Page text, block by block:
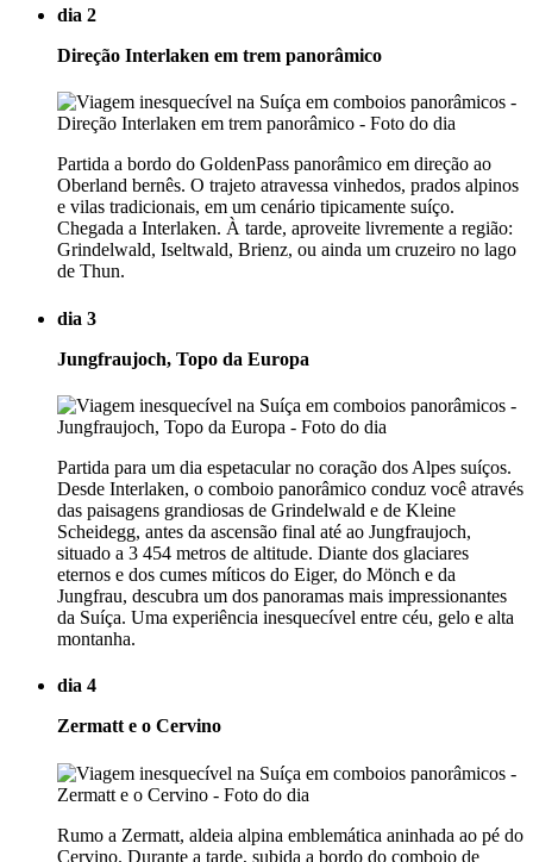
dia 2
Direção Interlaken em trem panorâmico
Partida a bordo do GoldenPass panorâmico em direção ao
Oberland bernês. O trajeto atravessa vinhedos, prados alpinos
e vilas tradicionais, em um cenário tipicamente suíço.
Chegada a Interlaken. À tarde, aproveite livremente a região:
Grindelwald, Iseltwald, Brienz, ou ainda um cruzeiro no lago
de Thun.
dia 3
Jungfraujoch, Topo da Europa
Partida para um dia espetacular no coração dos Alpes suíços.
Desde Interlaken, o comboio panorâmico conduz você através
das paisagens grandiosas de Grindelwald e de Kleine
Scheidegg, antes da ascensão final até ao Jungfraujoch,
situado a 3 454 metros de altitude. Diante dos glaciares
eternos e dos cumes míticos do Eiger, do Mönch e da
Jungfrau, descubra um dos panoramas mais impressionantes
da Suíça. Uma experiência inesquecível entre céu, gelo e alta
montanha.
dia 4
Zermatt e o Cervino
Rumo a Zermatt, aldeia alpina emblemática aninhada ao pé do
Cervino. Durante a tarde, subida a bordo do comboio de